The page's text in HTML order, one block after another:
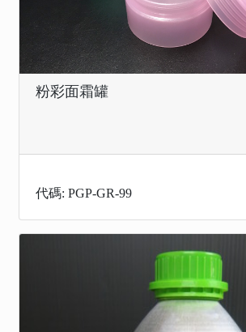
粉彩面霜罐
代碼: PGP-GR-99